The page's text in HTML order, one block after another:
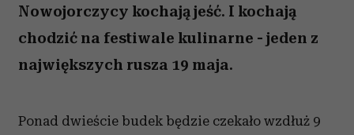
Nowojorczycy kochają jeść. I kochają
chodzić na festiwale kulinarne - jeden z
największych rusza 19 maja.
Ponad dwieście budek będzie czekało wzdłuż 9